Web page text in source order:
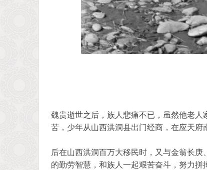
魏贵逝世之后，族人悲痛不已，虽然他老
苦，少年从山西洪洞县出门经商，在应天府
后在山西洪洞百万大移民时，又与金翁长
的勤劳智慧，和族人一起艰苦奋斗，努力拼